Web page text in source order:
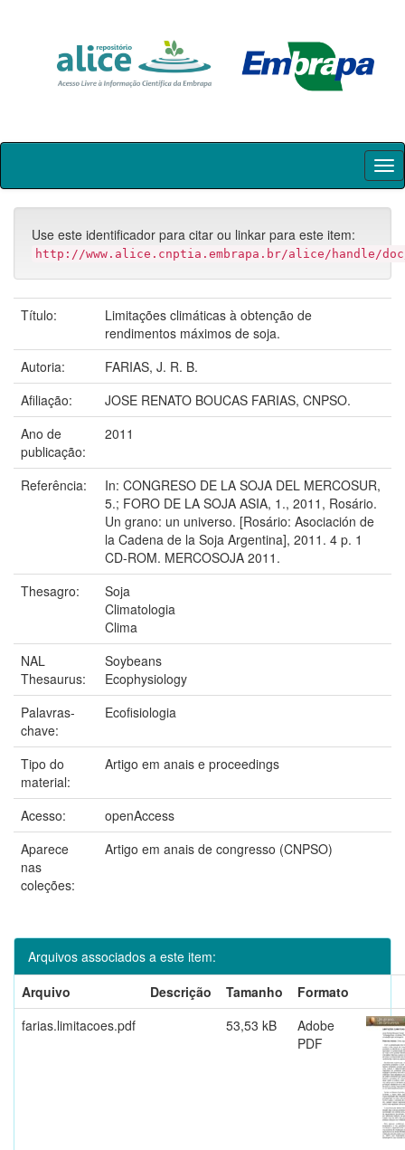
Skip
Use este identificador para citar ou linkar para este item:
http://www.alice.cnptia.embrapa.br/alice/handle/
Título:
Limitações climáticas à obtenção de
rendimentos máximos de soja.
Autoria:
FARIAS, J. R. B.
Afiliação:
JOSE RENATO BOUCAS FARIAS, CNPSO.
Ano de
publicação:
2011
Referência:
In: CONGRESO DE LA SOJA DEL MERCOSUR,
5.; FORO DE LA SOJA ASIA, 1., 2011, Rosário.
Un grano: un universo. [Rosário: Asociación de
la Cadena de la Soja Argentina], 2011. 4 p. 1
CD-ROM. MERCOSOJA 2011.
Thesagro:
Soja
Climatologia
Clima
NAL
Thesaurus:
Soybeans
Ecophysiology
Palavras-
chave:
Ecofisiologia
Tipo do
material:
Artigo em anais e proceedings
Acesso:
openAccess
Aparece
nas
coleções:
Artigo em anais de congresso (CNPSO)
Arquivos associados a este item:
Arquivo
Descrição Tamanho
Formato
farias.limitacoes.pdf
53,53 kB
Adobe
PDF